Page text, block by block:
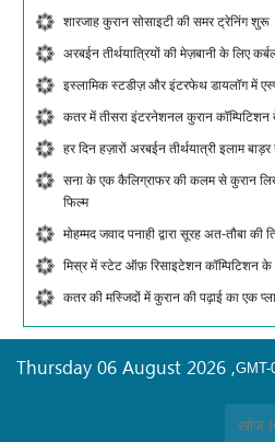
शारजाह कुरान सोसाइटी की समर ट्रेनिंग शुरू
अरबईन तीर्थयात्रियों की मेज़बानी के लिए
इस्लामिक स्टडीज़ और इंटरफेथ डायलॉग में
कतर में तीसरा इंटरनेशनल कुरान
हर दिन हज़ारों अरबईन तीर्थयात्री इलाम
सना के एक कैलिग्राफर की कलम से कुरान
फिल्म
मोहम्मद जवाद पनाही द्वारा सूरह अत-तौबा की
मिस्र में स्टेट ऑफ़ रिसाइटेशन कॉम्पिटिशन के
कतर की मस्जिदों में कुरान की पढ़ाई का एक
GMT-
Thursday 06 August 2026 ,